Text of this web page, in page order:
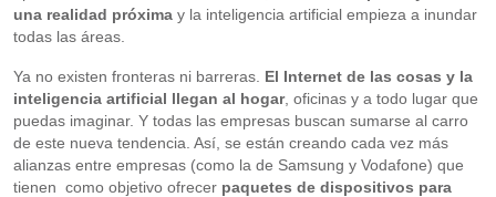
una realidad próximay la inteligencia artificial empieza a inundar
todas las áreas.
Ya no existen fronteras ni barreras. El Internet de las cosas y la
inteligencia artificial llegan al hogar, oficinas y a todo lugar que
puedas imaginar. Y todas las empresas buscan sumarse al carro
de este nueva tendencia. Así, se están creando cada vez más
alianzas entre empresas (como la de Samsung y Vodafone) que
tienen como objetivo ofrecer paquetes de dispositivos para